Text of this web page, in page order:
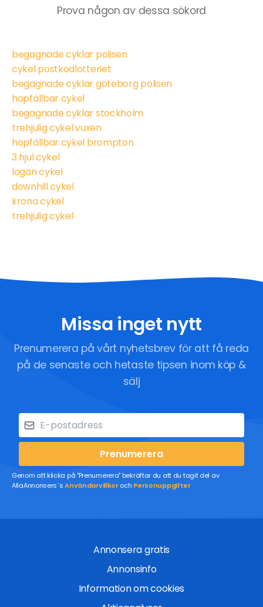
Prova någon av dessa sökord
begagnade cyklar polisen
cykel postkodlotteriet
begagnade cyklar göteborg polisen
hopfällbar cykel
begagnade cyklar stockholm
trehjulig cykel vuxen
hopfällbar cykel brompton
3 hjul cykel
logan cykel
downhill cykel
krona cykel
trehjulig cykel
Missa inget nytt
Prenumerera på vårt nyhetsbrev för att få reda
på de senaste och hetaste tipsen inom köp &
sälj
Prenumerera
Genom att klicka på "Prenumerera" bekräftar du att du tagit del av
AllaAnnonsers´sAnvändarvillkoroch Personuppgifter
Annonsera gratis
Annonsinfo
Information om cookies